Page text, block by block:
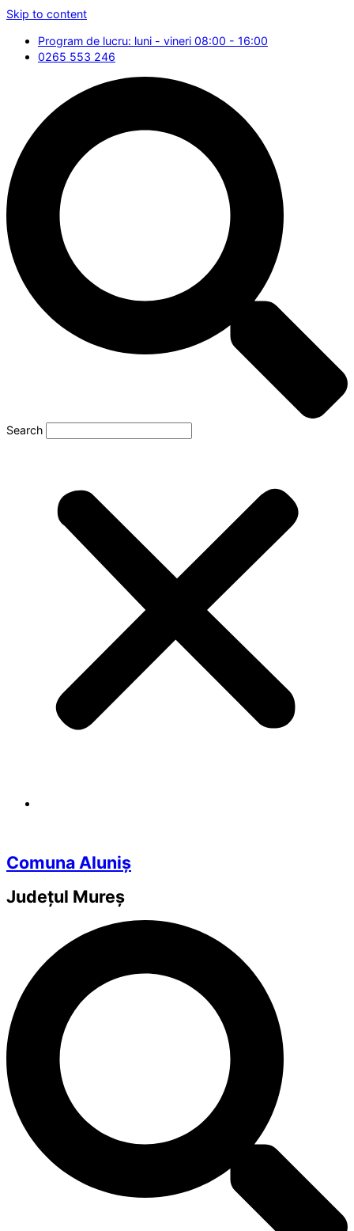
Skip to content
Program de lucru: luni - vineri 08:00 - 16:00
0265 553 246
Search
Comuna Aluniș
Județul Mureș